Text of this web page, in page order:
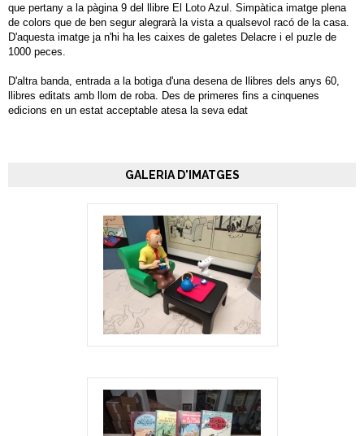
que pertany a la pàgina 9 del llibre El Loto Azul. Simpàtica imatge plena
de colors que de ben segur alegrarà la vista a qualsevol racó de la casa.
D'aquesta imatge ja n'hi ha les caixes de galetes Delacre i el puzle de
1000 peces.
D'altra banda, entrada a la botiga d'una desena de llibres dels anys 60,
llibres editats amb llom de roba. Des de primeres fins a cinquenes
edicions en un estat acceptable atesa la seva edat
GALERIA D'IMATGES